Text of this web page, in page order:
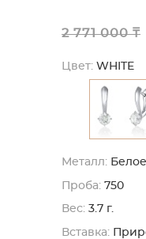
2 771 000 ₸
Цвет: WHITE
Металл:
Проба: 750
Вес: 3.7 г.
Вставка: